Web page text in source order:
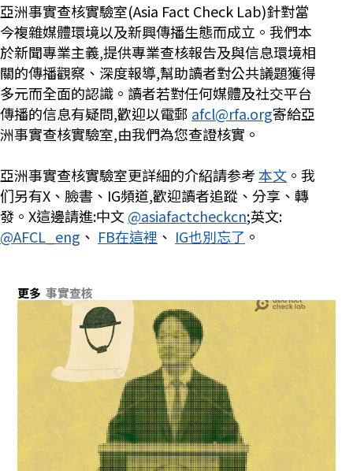
亞洲事實查核實驗室(Asia Fact Check Lab)針對當
今複雜媒體環境以及新興傳播生態而成立。我們本
於新聞專業主義,提供專業查核報告及與信息環境相
關的傳播觀察、深度報導,幫助讀者對公共議題獲得
多元而全面的認識。讀者若對任何媒體及社交平台
傳播的信息有疑問,歡迎以電郵 afcl@rfa.org寄給亞
洲事實查核實驗室,由我們為您查證核實。
亞洲事實查核實驗室更詳細的介紹請参考本文 。我
们另有X、臉書、IG頻道,歡迎讀者追蹤、分享、轉
發。X這邊請進:中文@asiafactcheckcn;英文:
@AFCL_eng 、 FB在這裡 、 IG也別忘了 。
更多 事實查核